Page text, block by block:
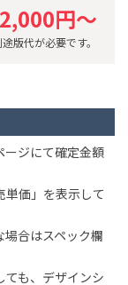
円～
版代が必要です。
ージにて確定金額
価」を表示して
合はスペック欄
も、デザインシ